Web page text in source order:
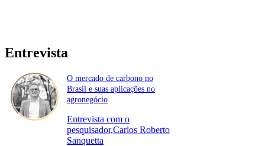
Entrevista
O mercado de carbono no
Brasil e suas aplicações no
agronegócio
Entrevista com o
pesquisador,Carlos Roberto
Sanquetta